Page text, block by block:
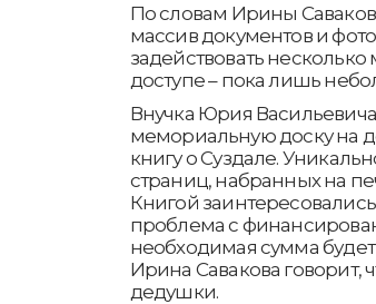
По словам Ирины
массив документов и
задействовать
доступе – пока лишь
Внучка Юрия
мемориальную доску на
книгу о Суздале.
страниц, набранных на
Книгой
проблема с
необходимая сумма
Ирина Савакова говорит,
дедушки.